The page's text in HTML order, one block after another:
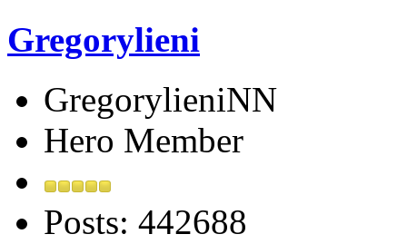
Gregorylieni
GregorylieniNN
Hero Member
Posts: 442688